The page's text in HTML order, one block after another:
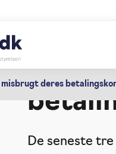
deres
Færre
De seneste